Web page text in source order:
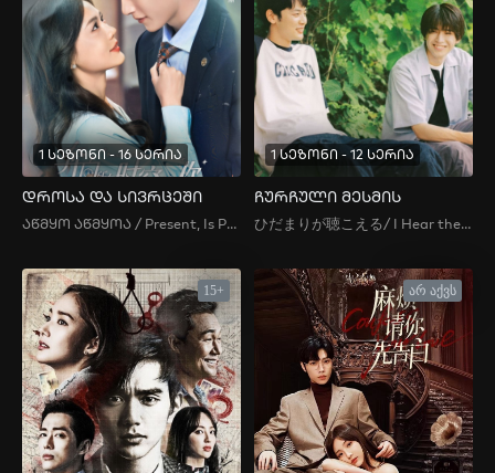
1 სეზონი - 16 სერია
დროსა და სივრცეში
აწმყო აწმყოა / Present, Is Present / Ben Xiang Suo You Shi Kong De Ni , Mu Ai Guo Hou , 暮靄過后 , 暮霭过后 , 奔向所有時空的你
1 სეზონი - 12 სერია
ჩურჩული მესმის
ひだまりが聴こえる/ I Hear the Sunspot
15+ არ აქვს